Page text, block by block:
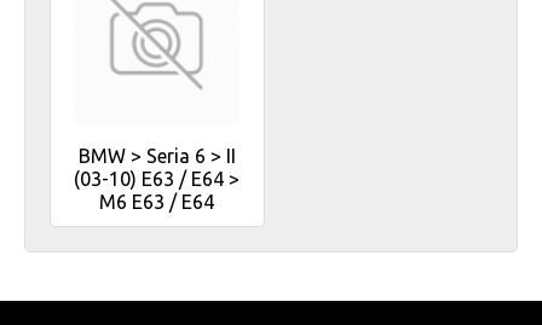
BMW > Seria 6 > II
(03-10) E63 / E64 >
M6 E63 / E64